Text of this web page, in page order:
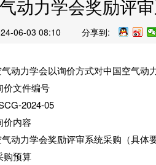
动力学会奖励评
06-03 08:10 分享到:
动力学会以询价方式对中国空气动
价文件编号
2024-05
价内容
动力学会奖励评审系统采购（具体
购预算